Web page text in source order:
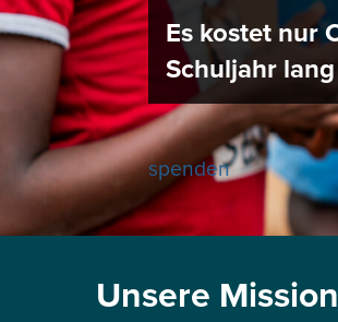
Es kostet nur
Schuljahr
spenden
Unsere Mission